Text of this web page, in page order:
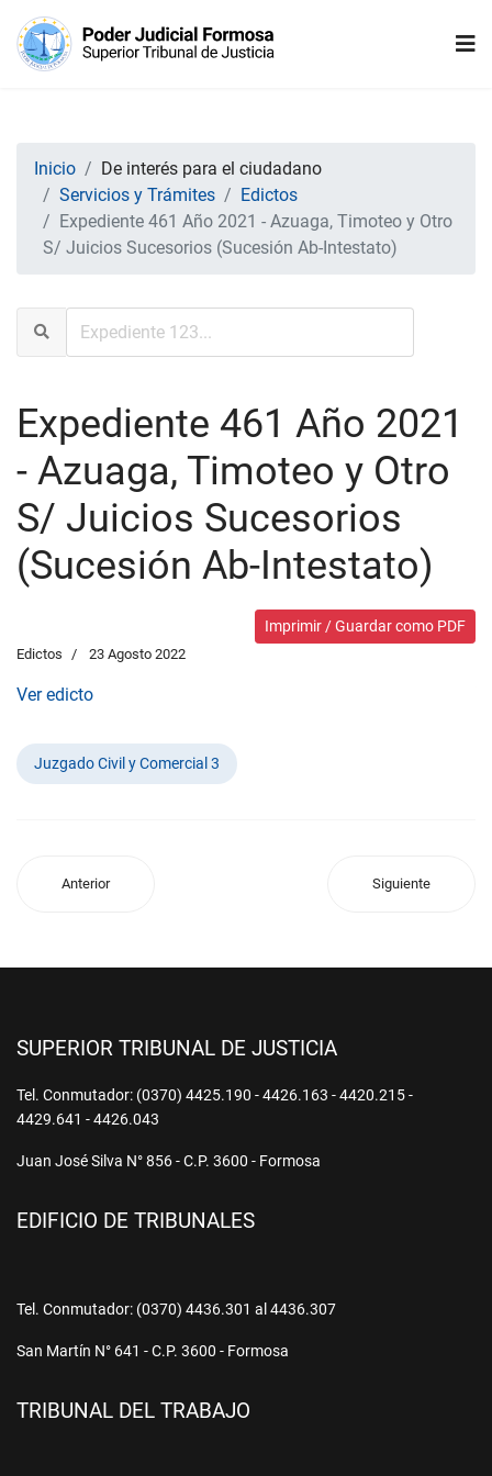
Inicio
De interés para el ciudadano
Servicios y Trámites
Edictos
Expediente 461 Año 2021 - Azuaga, Timoteo y Otro
S/ Juicios Sucesorios (Sucesión Ab-Intestato)
Expediente 461 Año 2021
- Azuaga, Timoteo y Otro
S/ Juicios Sucesorios
(Sucesión Ab-Intestato)
Imprimir / Guardar como PDF
Edictos 23 Agosto 2022
Ver edicto
Juzgado Civil y Comercial 3
Anterior Siguiente
SUPERIOR TRIBUNAL DE JUSTICIA
Tel. Conmutador: (0370) 4425.190 - 4426.163 - 4420.215 -
4429.641 - 4426.043
Juan José Silva N° 856 - C.P. 3600 - Formosa
EDIFICIO DE TRIBUNALES
Tel. Conmutador: (0370) 4436.301 al 4436.307
San Martín N° 641 - C.P. 3600 - Formosa
TRIBUNAL DEL TRABAJO